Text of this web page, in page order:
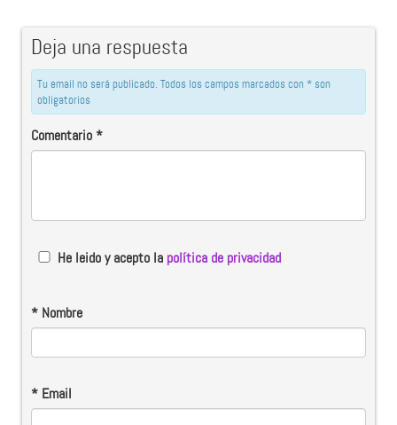
Deja una respuesta
Tu email no será publicado. Todos los campos marcados con * son
obligatorios
Comentario*
He leido y acepto la política de privacidad
* Nombre
* Email